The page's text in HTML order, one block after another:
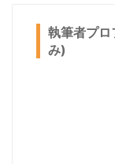
執筆者プロ
み)